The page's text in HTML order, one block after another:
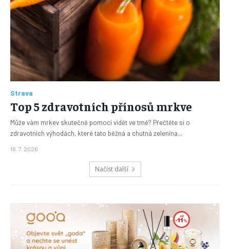
Strava
Top 5 zdravotních přínosů mrkve
Může vám mrkev skutečně pomoci vidět ve tmě? Přečtěte si o
zdravotních výhodách, které tato běžná a chutná zelenina...
16. 7. 2026
Načíst další